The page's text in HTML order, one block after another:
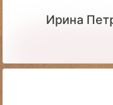
Ирина